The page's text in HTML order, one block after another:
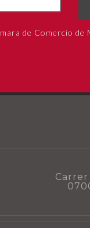
de Comercio de